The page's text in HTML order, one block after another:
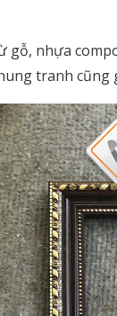
nhựa
tranh